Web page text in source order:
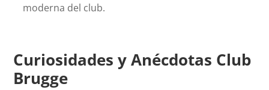
moderna del club.
Curiosidades y Anécdotas Club
Brugge